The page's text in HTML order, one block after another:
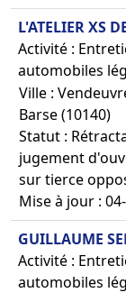
L'ATELIER XS
Activité :
automobiles
Ville :
Barse (10140)
Statut :
jugement
sur tierce
Mise à jour :
GUILLAUME
Activité :
automobiles